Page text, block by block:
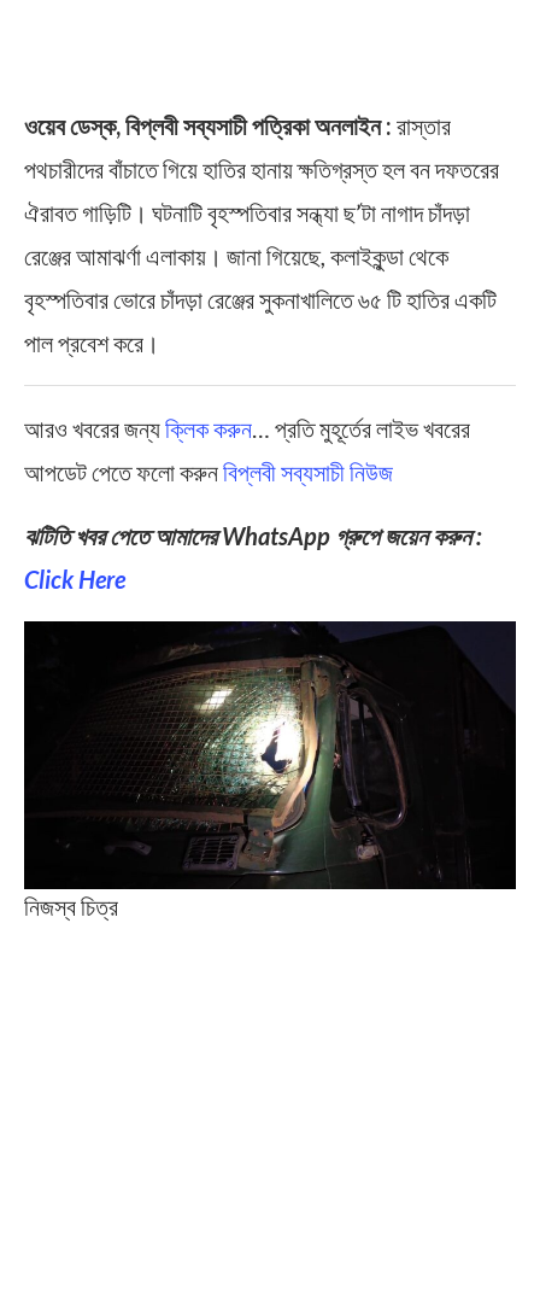
ওয়েব ডেস্ক, বিপ্লবী সব্যসাচী পত্রিকা অনলাইন : রাস্তার
পথচারীদের বাঁচাতে গিয়ে হাতির হানায় ক্ষতিগ্রস্ত হল বন দফতরের
ঐরাবত গাড়িটি। ঘটনাটি বৃহস্পতিবার সন্ধ্যা ছ’টা নাগাদ চাঁদড়া
রেঞ্জের আমাঝর্ণা এলাকায়। জানা গিয়েছে, কলাইকুন্ডা থেকে
বৃহস্পতিবার ভোরে চাঁদড়া রেঞ্জের সুকনাখালিতে ৬৫ টি হাতির একটি
পাল প্রবেশ করে।
আরও খবরের জন্যক্লিক করুন … প্রতি মুহূর্তের লাইভ খবরের
আপডেট পেতে ফলো করুনবিপ্লবী সব্যসাচী নিউজ
ঝটিতি খবর পেতে আমাদের WhatsApp গ্রুপে জয়েন করুন :
Click Here
নিজস্ব চিত্র